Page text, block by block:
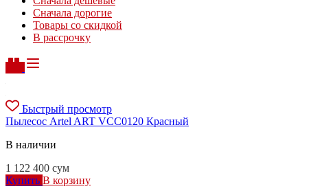
Сначала дорогие
Товары со скидкой
В рассрочку
Быстрый просмотр
Пылесос Artel ART VCC0120 Красный
В наличии
1 122 400 сум
Купить В корзину